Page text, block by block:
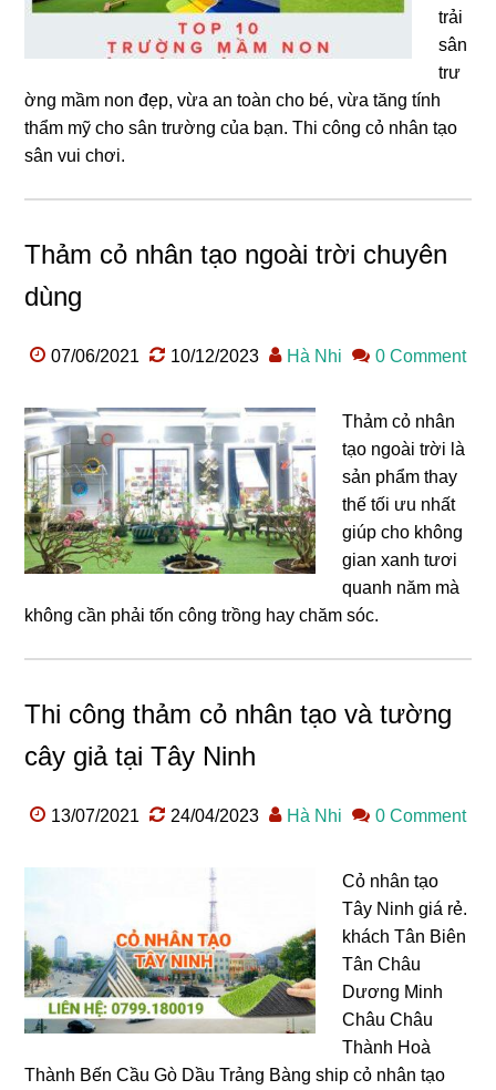
trải
sân
trư
ờng mầm non đẹp, vừa an toàn cho bé, vừa tăng tính
thẩm mỹ cho sân trường của bạn. Thi công cỏ nhân tạo
sân vui chơi.
Thảm cỏ nhân tạo ngoài trời chuyên
dùng
07/06/2021 10/12/2023 Hà Nhi 0 Comment
Thảm cỏ nhân
tạo ngoài trời là
sản phẩm thay
thế tối ưu nhất
giúp cho không
gian xanh tươi
quanh năm mà
không cần phải tốn công trồng hay chăm sóc.
Thi công thảm cỏ nhân tạo và tường
cây giả tại Tây Ninh
13/07/2021 24/04/2023 Hà Nhi 0 Comment
Cỏ nhân tạo
Tây Ninh giá rẻ.
khách Tân Biên
Tân Châu
Dương Minh
Châu Châu
Thành Hoà
Thành Bến Cầu Gò Dầu Trảng Bàng ship cỏ nhân tạo